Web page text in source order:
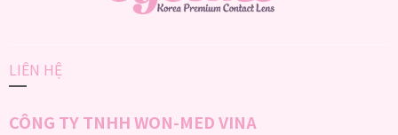
LIÊN HỆ
CÔNG TY TNHH WON-MED VINA